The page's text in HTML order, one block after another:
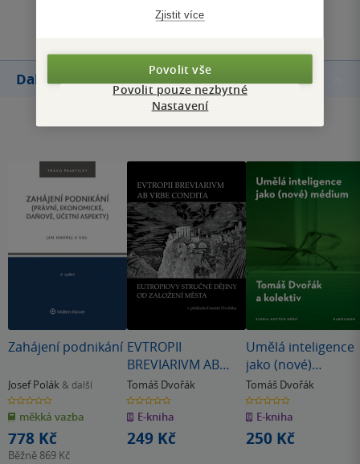
Přidat hodnocení
Další knihy autora
Zahájení podnikání
Josef Polák & další
0.0
z
5
hvězdiček
měkká vazba
778 Kč
Běžně 869 Kč
EVTROPII
BREVIARIVM AB
VRBE CONDITA /
EUTROPIOVY
STRUČNÉ DĚJINY
OD ZALOŽENÍ
Tomáš Dvořák
0.0
z
5
hvězdiček
E-kniha
249 Kč
Umělá inteligence
jako (nové)
médium
Tomáš Dvořák
0.0
z
5
hvězdiček
E-kniha
250 Kč
Zjistit více
Povolit vše
Povolit pouze nezbytné
Nastavení